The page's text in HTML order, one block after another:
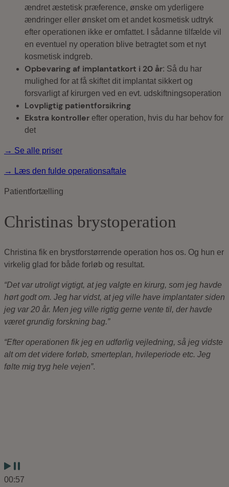
ændret æstetisk præference, ønske om yderligere
ændringer eller ønsket om et andet kosmetisk udtryk
efter operationen ikke er omfattet. I sådanne tilfælde vil
en eventuel ny operation blive betragtet som et nyt
kosmetisk indgreb.
Opbevaring af implantatkort i 20 år: Så du har
mulighed for at få skiftet dit implantat sikkert og
forsvarligt af kirurgen ved en evt. udskiftningsoperation
Lovpligtig patientforsikring
Ekstra kontroller efter operation, hvis du har behov for
det
→ Se alle priser
→ Læs den fulde operationsaftale
Patientfortælling
Christinas brystoperation
Christina fik en brystforstørrende operation hos os. Og hun er
virkelig glad for både forløb og resultat.
“Det var utroligt vigtigt, at jeg valgte en kirurg, som jeg havde
hørt godt om. Jeg har vidst, at jeg ville have implantater siden
jeg var 20 år. Men jeg ville rigtig gerne vente til, der havde
været grundig forskning bag.”
“Efter operationen fik jeg en udførlig vejledning, så jeg vidste
alt om det videre forløb, smerteplan, hvileperiode etc. Jeg
følte mig tryg hele vejen”.
00:57